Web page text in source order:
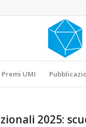
Premi UMI
2025: